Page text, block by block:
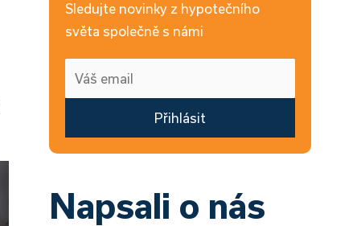
Sledujte novinky z hypotečního
světa společně s námi
Přihlásit
Napsali o nás